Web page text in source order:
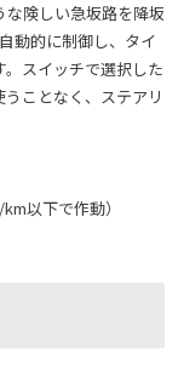
険しい急坂路を降坂
動的に制御し、タイ
スイッチで選択した
ことなく、ステアリ
以下で作動）